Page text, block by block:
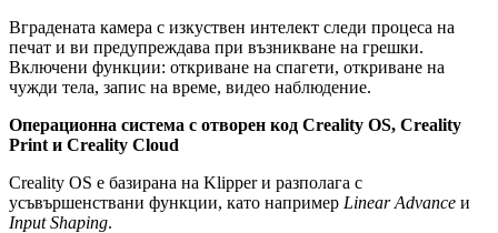
Вградената камера с изкуствен интелект следи процеса на
печат и ви предупреждава при възникване на грешки.
Включени функции: откриване на спагети, откриване на
чужди тела, запис на време, видео наблюдение.
Операционна система с отворен код Creality OS, Creality
Print и Creality Cloud
Creality OS е базирана на Klipper и разполага с
усъвършенствани функции, като например Linear Advance и
Input Shaping.